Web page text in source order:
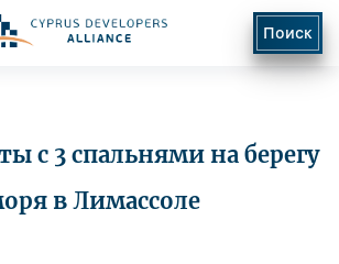
Поиск
с 3 спальнями на берегу
в Лимассоле